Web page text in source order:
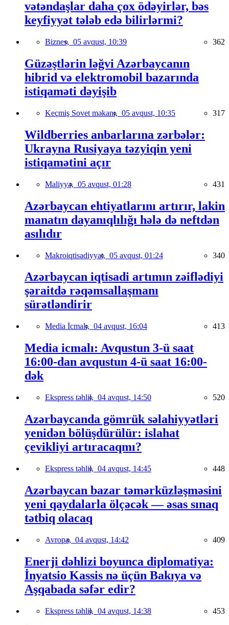
vətəndaşlar daha çox ödəyirlər, bəs
keyfiyyət tələb edə bilirlərmi?
Biznes, 05 avqust, 10:39 362
Güzəştlərin ləğvi Azərbaycanın
hibrid və elektromobil bazarında
istiqaməti dəyişib
Keçmiş Sovet məkanı, 05 avqust, 10:35 317
Wildberries anbarlarına zərbələr:
Ukrayna Rusiyaya təzyiqin yeni
istiqamətini açır
Maliyyə, 05 avqust, 01:28 431
Azərbaycan ehtiyatlarını artırır, lakin
manatın dayanıqlılığı hələ də neftdən
asılıdır
Makroiqtisadiyyat, 05 avqust, 01:24 340
Azərbaycan iqtisadi artımın zəiflədiyi
şəraitdə rəqəmsallaşmanı
sürətləndirir
Media İcmalı, 04 avqust, 16:04 413
Media icmalı: Avqustun 3-ü saat
16:00-dan avqustun 4-ü saat 16:00-
dək
Ekspress təhlil, 04 avqust, 14:50 520
Azərbaycanda gömrük səlahiyyətləri
yenidən bölüşdürülür: islahat
çevikliyi artıracaqmı?
Ekspress təhlil, 04 avqust, 14:45 448
Azərbaycan bazar təmərküzləşməsini
yeni qaydalarla ölçəcək — əsas sınaq
tətbiq olacaq
Avropa, 04 avqust, 14:42 409
Enerji dəhlizi boyunca diplomatiya:
İnyatsio Kassis nə üçün Bakıya və
Aşqabada səfər edir?
Ekspress təhlil, 04 avqust, 14:38 453